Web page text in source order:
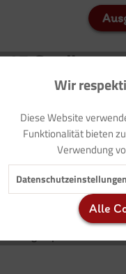
15 Credits
Für Sie als Mitglied
Seitenanzahl
Vorwort: Thematische
Vorlage:Elternbrief
Geschichte: Irma auf
Kreativangebot:
Funktionale
Marketing
Tracking
Wir
Diese Website
Funktionalität bieten
Verwendung
Datenschutzeinstellungen
Alle